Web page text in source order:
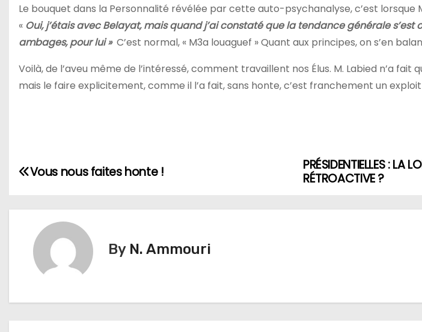
Le bouquet dans la Personnalité révélée par cette auto-psychanalyse, c’est lorsque
« Oui, j’étais avec Belayat, mais quand j’ai constaté que la tendance générale s’est
ambages, pour lui » C’est normal, « M3a louaguef » Quant aux principes, on s’en
Voilà, de l’aveu même de l’intéressé, comment travaillent nos Élus. M. Labied n’a fait
mais le faire explicitement, comme il l’a fait, sans honte, c’est franchement un
N
PRÉSIDENTIELLES : LA
RÉTROACTIVE ?
Vous nous faites honte !
By N. Ammouri